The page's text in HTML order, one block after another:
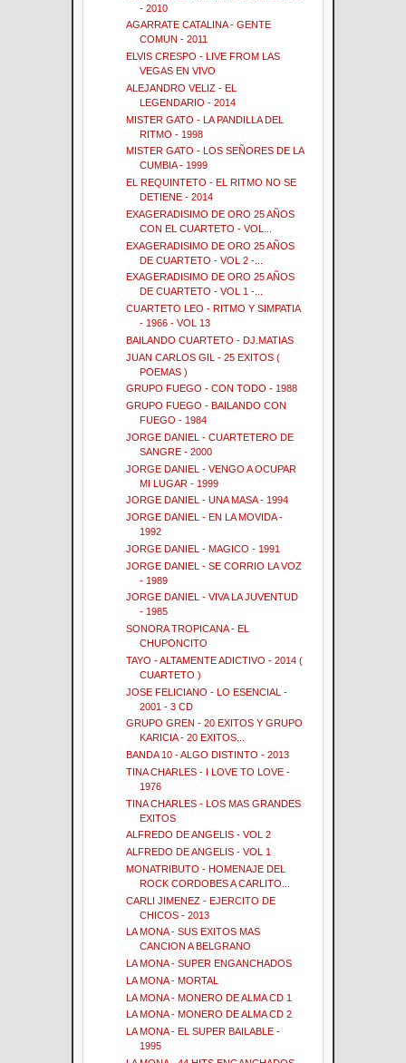
- 2010
AGARRATE CATALINA - GENTE
COMUN - 2011
ELVIS CRESPO - LIVE FROM LAS
VEGAS EN VIVO
ALEJANDRO VELIZ - EL
LEGENDARIO - 2014
MISTER GATO - LA PANDILLA DEL
RITMO - 1998
MISTER GATO - LOS SEÑORES DE LA
CUMBIA - 1999
EL REQUINTETO - EL RITMO NO SE
DETIENE - 2014
EXAGERADISIMO DE ORO 25 AÑOS
CON EL CUARTETO - VOL...
EXAGERADISIMO DE ORO 25 AÑOS
DE CUARTETO - VOL 2 -...
EXAGERADISIMO DE ORO 25 AÑOS
DE CUARTETO - VOL 1 -...
CUARTETO LEO - RITMO Y SIMPATIA
- 1966 - VOL 13
BAILANDO CUARTETO - DJ.MATIAS
JUAN CARLOS GIL - 25 EXITOS (
POEMAS )
GRUPO FUEGO - CON TODO - 1988
GRUPO FUEGO - BAILANDO CON
FUEGO - 1984
JORGE DANIEL - CUARTETERO DE
SANGRE - 2000
JORGE DANIEL - VENGO A OCUPAR
MI LUGAR - 1999
JORGE DANIEL - UNA MASA - 1994
JORGE DANIEL - EN LA MOVIDA -
1992
JORGE DANIEL - MAGICO - 1991
JORGE DANIEL - SE CORRIO LA VOZ
- 1989
JORGE DANIEL - VIVA LA JUVENTUD
- 1985
SONORA TROPICANA - EL
CHUPONCITO
TAYO - ALTAMENTE ADICTIVO - 2014 (
CUARTETO )
JOSE FELICIANO - LO ESENCIAL -
2001 - 3 CD
GRUPO GREN - 20 EXITOS Y GRUPO
KARICIA - 20 EXITOS...
BANDA 10 - ALGO DISTINTO - 2013
TINA CHARLES - I LOVE TO LOVE -
1976
TINA CHARLES - LOS MAS GRANDES
EXITOS
ALFREDO DE ANGELIS - VOL 2
ALFREDO DE ANGELIS - VOL 1
MONATRIBUTO - HOMENAJE DEL
ROCK CORDOBES A CARLITO...
CARLI JIMENEZ - EJERCITO DE
CHICOS - 2013
LA MONA - SUS EXITOS MAS
CANCION A BELGRANO
LA MONA - SUPER ENGANCHADOS
LA MONA - MORTAL
LA MONA - MONERO DE ALMA CD 1
LA MONA - MONERO DE ALMA CD 2
LA MONA - EL SUPER BAILABLE -
1995